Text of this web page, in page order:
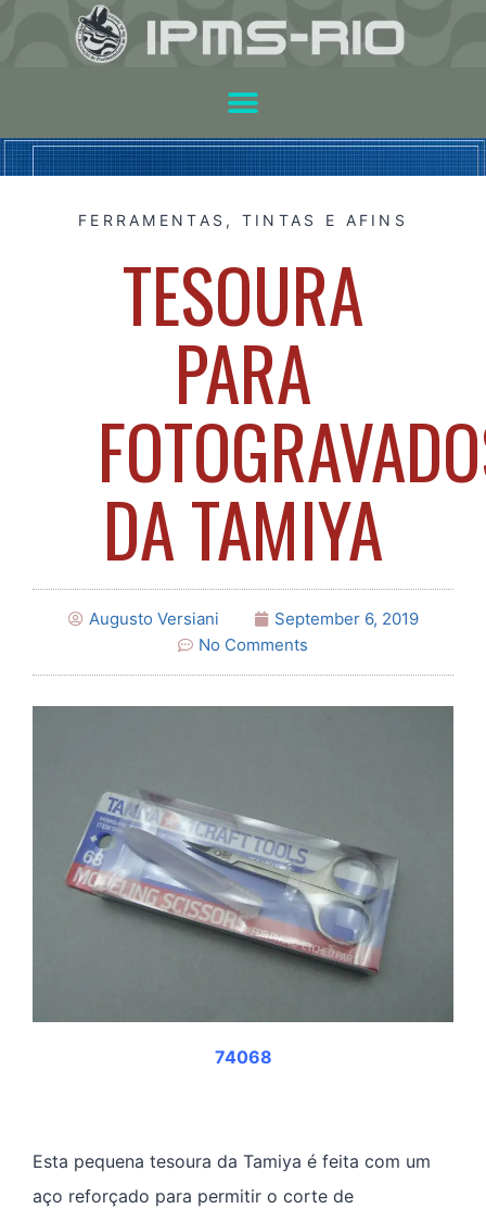
FERRAMENTAS, TINTAS E AFINS
TESOURA
PARA
DA TAMIYA
Augusto Versiani
September 6, 2019
No Comments
74068
Esta pequena tesoura da Tamiya é feita com um
aço reforçado para permitir o corte de